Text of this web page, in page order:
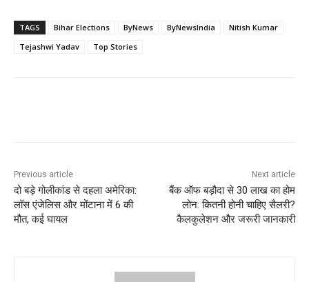
TAGS Bihar Elections ByNews ByNewsIndia
Nitish Kumar
Tejashwi Yadav
Top Stories
Previous article
दो बड़े गोलीकांड से दहला अमेरिका:
लॉस एंजेलिस और मोंटाना में 6 की
मौत, कई घायल
Next article
बैंक ऑफ बड़ौदा से 30 लाख का होम
लोन: कितनी होनी चाहिए सैलरी?
कैलकुलेशन और जरूरी जानकारी